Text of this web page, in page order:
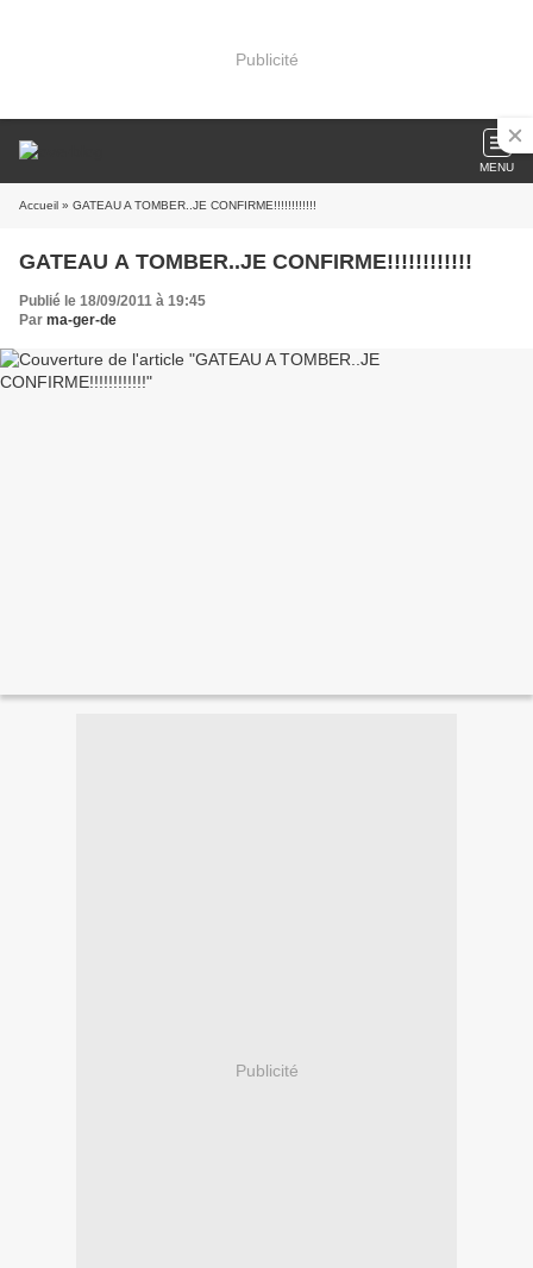
Publicité
MENU
Accueil » GATEAU A TOMBER..JE CONFIRME!!!!!!!!!!!!
GATEAU A TOMBER..JE CONFIRME!!!!!!!!!!!!
Publié le 18/09/2011 à 19:45
Par ma-ger-de
Publicité